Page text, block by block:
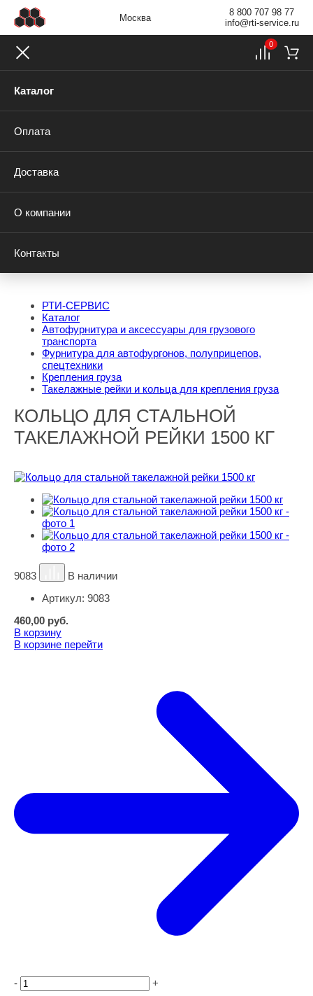
Москва
8 800 707 98 77
info@rti-service.ru
Каталог
Оплата
Доставка
О компании
Контакты
0
РТИ-СЕРВИС
Каталог
Автофурнитура и аксессуары для грузового
транспорта
Фурнитура для автофургонов, полуприцепов,
спецтехники
Крепления груза
Такелажные рейки и кольца для крепления груза
КОЛЬЦО ДЛЯ СТАЛЬНОЙ
ТАКЕЛАЖНОЙ РЕЙКИ 1500 КГ
9083
В наличии
Артикул: 9083
460,00 руб.
В корзину
В корзине перейти
- +